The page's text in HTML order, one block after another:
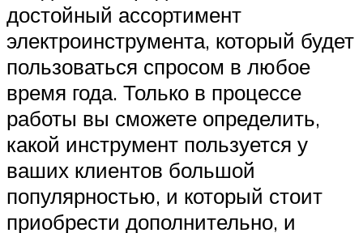
достойный ассортимент
электроинструмента, который будет
пользоваться спросом в любое
время года. Только в процессе
работы вы сможете определить,
какой инструмент пользуется у
ваших клиентов большой
популярностью, и который стоит
приобрести дополнительно, и